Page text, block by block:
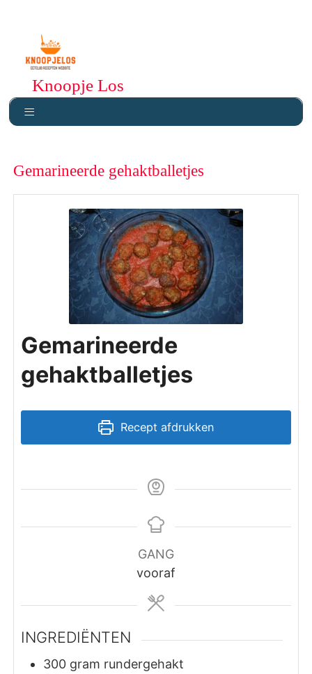
Knoopje Los
Gemarineerde gehaktballetjes
Gemarineerde
gehaktballetjes
Recept afdrukken
GANG
vooraf
INGREDIËNTEN
300 gram rundergehakt